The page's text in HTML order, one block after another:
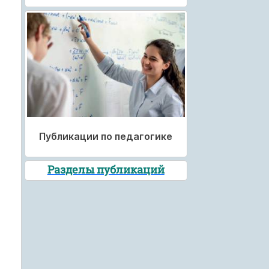
Публикации по педагогике
Разделы публикаций